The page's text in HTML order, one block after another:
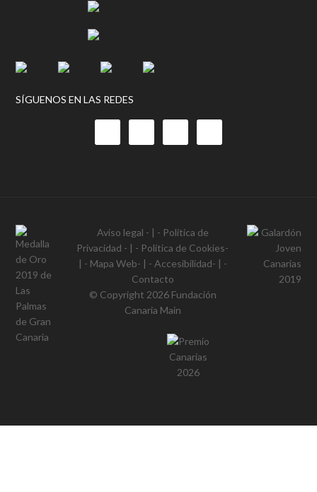
SÍGUENOS EN LAS REDES
Aviso legal - | - Política de
Privacidad - | - Política de Cookies-
| - Mapa Web- | - Accesibilidad- | -
Contacto
© Copyright 2026 Fundación
Canaria Main